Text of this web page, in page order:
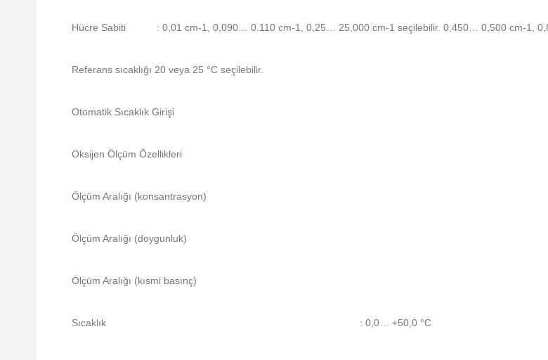
Hücre Sabiti : 0,01 cm-1, 0,090… 0.110 cm-1, 0,25… 25,000 cm-1 seçilebilir. 0,450… 0,500 cm-1,
Referans sıcaklığı 20 veya 25 °C seçilebilir.
Otomatik Sıcaklık Girişi
Oksijen Ölçüm Özellikleri
Ölçüm Aralığı (konsantrasyon)
Ölçüm Aralığı (doygunluk)
Ölçüm Aralığı (kısmi basınç)
Sıcaklık : 0,0… +50,0 °C